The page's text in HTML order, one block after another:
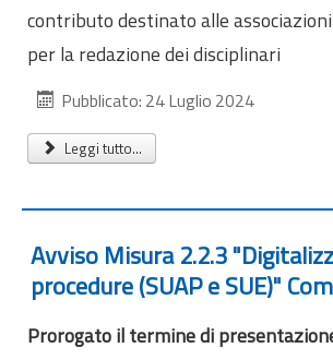
contributo destinato alle
per la redazione dei disciplinari
Pubblicato: 24 Luglio 2024
Leggi tutto...
Avviso Misura 2.2.3
procedure (SUAP e SUE)"
Prorogato il termine di